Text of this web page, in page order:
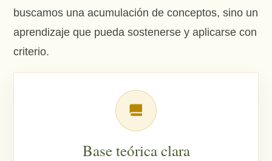
buscamos una acumulación de conceptos, sino un
aprendizaje que pueda sostenerse y aplicarse con
criterio.
Base teórica clara